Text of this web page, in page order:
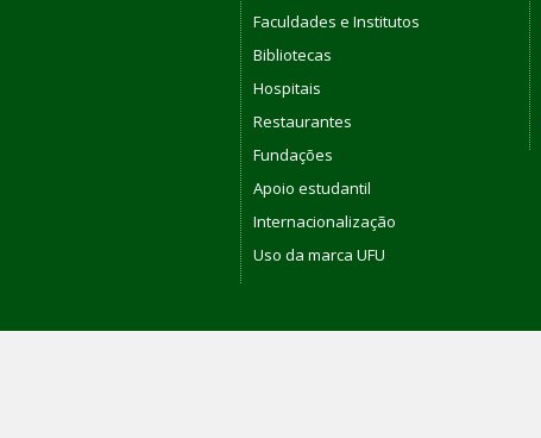
Faculdades e Institutos
Bibliotecas
Hospitais
Restaurantes
Fundações
Apoio estudantil
Internacionalização
Uso da marca UFU